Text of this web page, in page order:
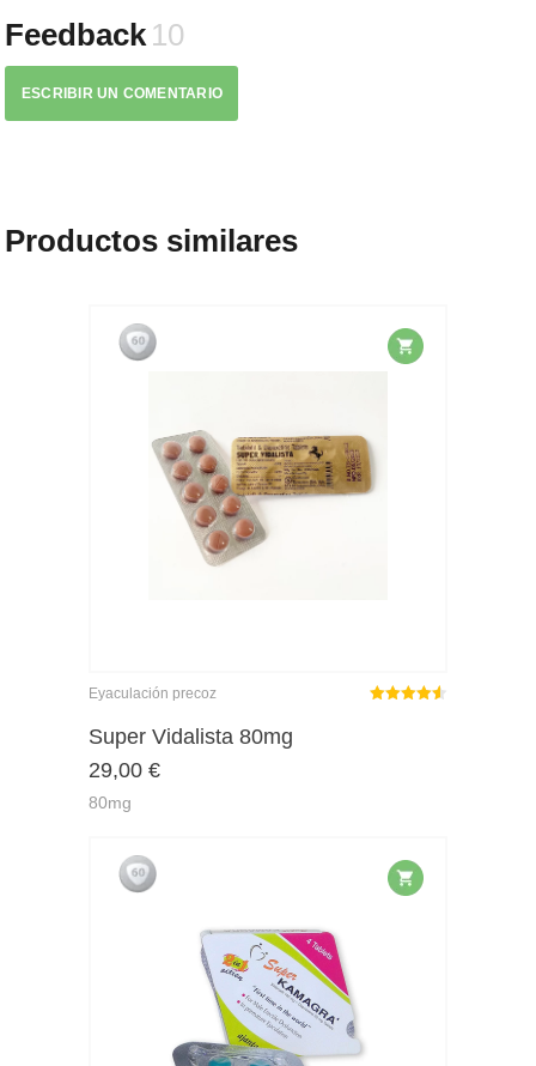
Feedback10
ESCRIBIR UN COMENTARIO
Productos similares
Eyaculación precoz
Super Vidalista 80mg
29,00 €
80mg